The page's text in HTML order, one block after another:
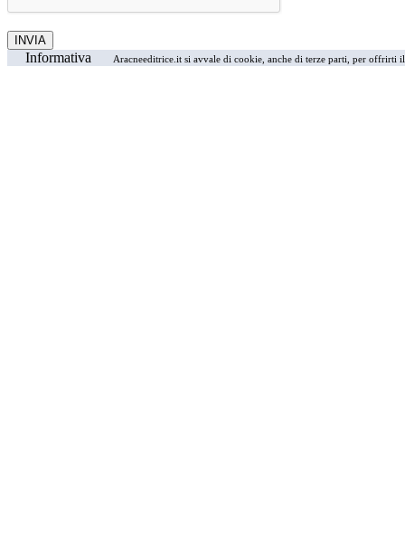
Informativa Aracneeditrice.it si avvale di cookie, anche di terze parti, per